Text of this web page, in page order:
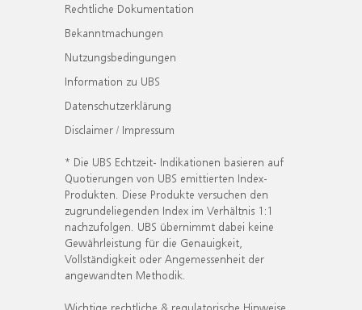
Rechtliche Dokumentation
Bekanntmachungen
Nutzungsbedingungen
Information zu UBS
Datenschutzerklärung
Disclaimer / Impressum
* Die UBS Echtzeit- Indikationen basieren auf
Quotierungen von UBS emittierten Index-
Produkten. Diese Produkte versuchen den
zugrundeliegenden Index im Verhältnis 1:1
nachzufolgen. UBS übernimmt dabei keine
Gewährleistung für die Genauigkeit,
Vollständigkeit oder Angemessenheit der
angewandten Methodik.